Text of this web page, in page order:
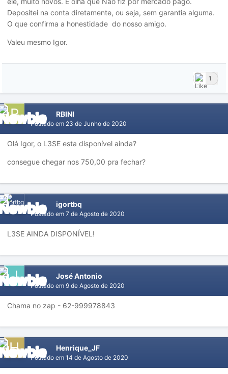
Depositei na conta diretamente, ou seja, sem garantia alguma.
O que confirma a honestidade do nosso amigo.
Valeu mesmo Igor.
1
RBINI
Postado em 23 de Junho de 2020
Olá Igor, o L3SE esta disponível ainda?
consegue chegar nos 750,00 pra fechar?
igortbq
Postado em 7 de Agosto de 2020
L3SE AINDA DISPONÍVEL!
José Antonio
Postado em 9 de Agosto de 2020
Chama no zap - 62-999978843
Henrique_JF
Postado em 14 de Agosto de 2020